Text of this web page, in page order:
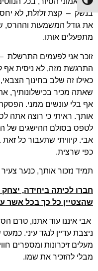
Toggle High Contrast
בנשק – קצת זלזלת, לא
את גודל המשמעות וההרס,
מתפעלים אותו.
זוכר אני לפעמים התרשלת
התרגשת מזה, לא ניסית אף
כאילו זה שלב בחינוך
שאתה מכיר בכישלונותיך,
אף בלי עונשים ממני.
אותך. ראיתי כי רוצה אתה
לטפס בסולם ההישגים של
אבי. קיוויתי שתעבור כל
כפי שרצית.
תמיד נזכור אותך, כנער
חברו לכיתה ביחידה, יצחק
שהצטיין כל כך בכל אשר
אבי איננו עוד אתנו, טרם
ניצבת עדיין לנגד עיני.
מעלים זיכרונות ומספרים
מבלי להזכיר את שמו.